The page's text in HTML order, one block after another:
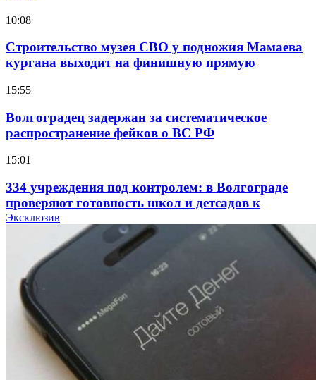
10:08
Строительство музея СВО у подножия Мамаева
кургана выходит на финишную прямую
15:55
Волгоградец задержан за систематическое
распространение фейков о ВС РФ
15:01
334 учреждения под контролем: в Волгограде
проверяют готовность школ и детсадов к
учебному году
Покушение на убийство в Волгограде: девушка
напала на незнакомую женщину с ножом
12:39
Сладкий праздник в Волгограде: в Центральном
парке прошёл фестиваль „Арбузный переполох“
Эксклюзив